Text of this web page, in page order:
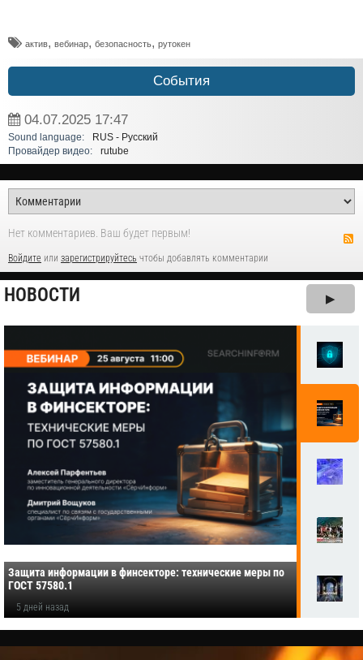
актив, вебинар, безопасность, рутокен
События
04.07.2025 17:47
Sound language:
RUS - Русский
Провайдер видео:
rutube
Нет комментариев. Ваш будет первым!
Войдите или зарегистрируйтесь чтобы добавлять комментарии
НОВОСТИ ▶
Защита информации в финсекторе: технические меры по
ГОСТ 57580.1
5 дней назад